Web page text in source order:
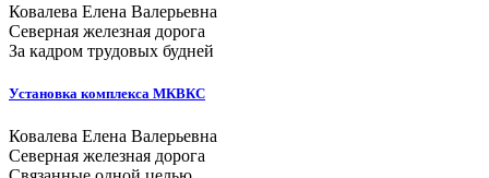
Ковалева Елена Валерьевна
Северная железная дорога
За кадром трудовых будней
Установка комплекса МКВКС
Ковалева Елена Валерьевна
Северная железная дорога